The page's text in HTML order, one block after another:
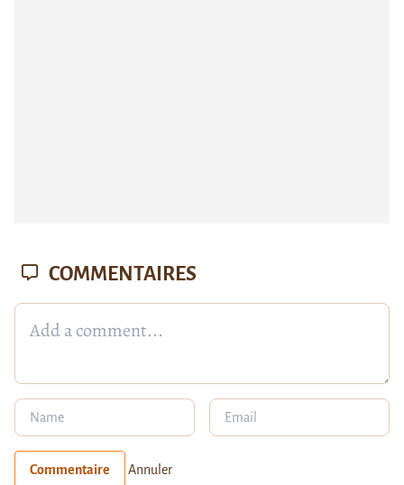
COMMENTAIRES
Commentaire Annuler